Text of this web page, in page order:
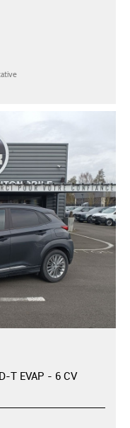
T EVAP - 6 CV